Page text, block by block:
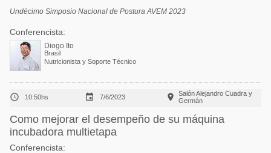
Undécimo Simposio Nacional de Postura AVEM 2023
Conferencista:
Diogo Ito
Brasil
Nutricionista y Soporte Técnico
 10:50hs  7/6/2023 
Salón Alejandro Cuadra y
Germán
Como mejorar el desempeño de su máquina
incubadora multietapa
Conferencista: